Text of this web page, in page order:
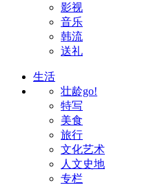
影视
音乐
韩流
送礼
生活
壮龄go!
特写
美食
旅行
文化艺术
人文史地
专栏